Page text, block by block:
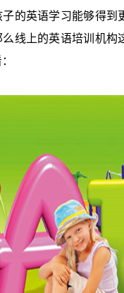
子的英语学习能够得
线上的英语培训机构